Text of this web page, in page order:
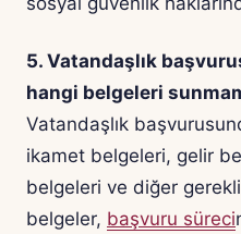
5. Vatandaşlık
hangi belgeleri
Vatandaşlık
ikamet belgeleri, gelir
belgeleri ve diğer
belgeler, başvuru süreci